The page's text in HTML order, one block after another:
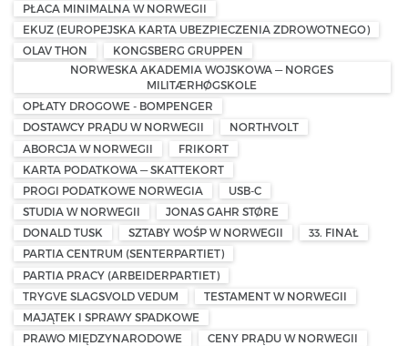
PŁACA MINIMALNA W NORWEGII
EKUZ (EUROPEJSKA KARTA UBEZPIECZENIA ZDROWOTNEGO)
OLAV THON
KONGSBERG GRUPPEN
NORWESKA AKADEMIA WOJSKOWA — NORGES
MILITÆRHØGSKOLE
OPŁATY DROGOWE - BOMPENGER
DOSTAWCY PRĄDU W NORWEGII
NORTHVOLT
ABORCJA W NORWEGII
FRIKORT
KARTA PODATKOWA — SKATTEKORT
PROGI PODATKOWE NORWEGIA
USB-C
STUDIA W NORWEGII
JONAS GAHR STØRE
DONALD TUSK
SZTABY WOŚP W NORWEGII
33. FINAŁ
PARTIA CENTRUM (SENTERPARTIET)
PARTIA PRACY (ARBEIDERPARTIET)
TRYGVE SLAGSVOLD VEDUM
TESTAMENT W NORWEGII
MAJĄTEK I SPRAWY SPADKOWE
PRAWO MIĘDZYNARODOWE
CENY PRĄDU W NORWEGII